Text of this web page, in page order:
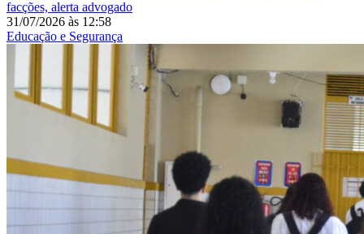
facções, alerta advogado
31/07/2026 às 12:58
Educação e Segurança